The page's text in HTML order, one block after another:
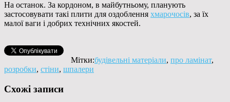
На останок. За кордоном, в майбутньому, планують
застосовувати такі плити для оздоблення хмарочосів, за їх
малої ваги і добрих технічних якостей.
Мітки:будівельні матеріали, про ламінат,
розробки, стіни, шпалери
Схожі записи